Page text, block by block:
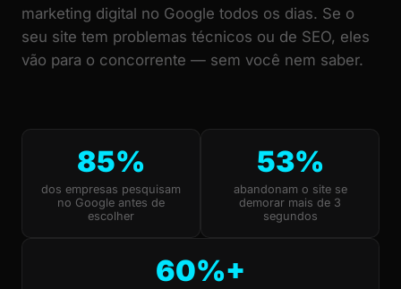
marketing digital no Google todos os dias. Se o
seu site tem problemas técnicos ou de SEO, eles
vão para o concorrente — sem você nem saber.
85%
dos empresas pesquisam
no Google antes de
escolher
53%
abandonam o site se
demorar mais de 3
segundos
60%+